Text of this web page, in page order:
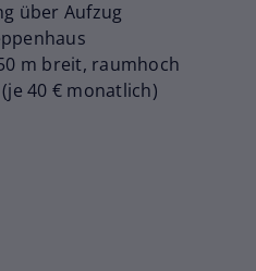
über Aufzug
m breit, raumhoch
40 € monatlich)